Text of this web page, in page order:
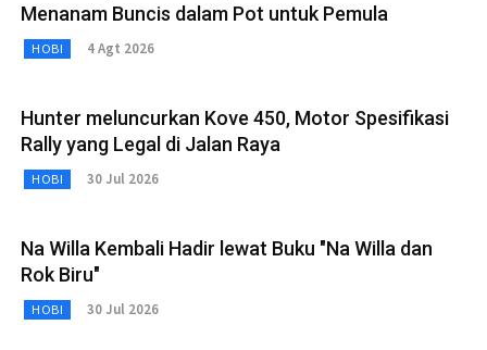
Menanam Buncis dalam Pot untuk Pemula
HOBI 4 Agt 2026
Hunter meluncurkan Kove 450, Motor Spesifikasi
Rally yang Legal di Jalan Raya
HOBI 30 Jul 2026
Na Willa Kembali Hadir lewat Buku "Na Willa dan
Rok Biru"
HOBI 30 Jul 2026